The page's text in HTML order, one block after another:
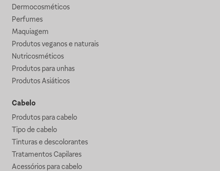
Dermocosméticos
Perfumes
Maquiagem
Produtos veganos e naturais
Nutricosméticos
Produtos para unhas
Produtos Asiáticos
Cabelo
Produtos para cabelo
Tipo de cabelo
Tinturas e descolorantes
Tratamentos Capilares
Acessórios para cabelo